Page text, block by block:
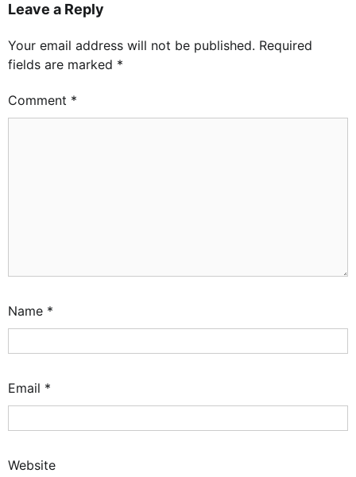
Leave a Reply
Your email address will not be published. Required
fields are marked *
Comment *
Name *
Email *
Website